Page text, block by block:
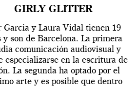
GIRLY GLITTER
Garcia y Laura Vidal tienen 19
y son de Barcelona. La primera
comunicación audiovisual y
especializarse en la escritura de
La segunda ha optado por el
arte y es posible que dentro